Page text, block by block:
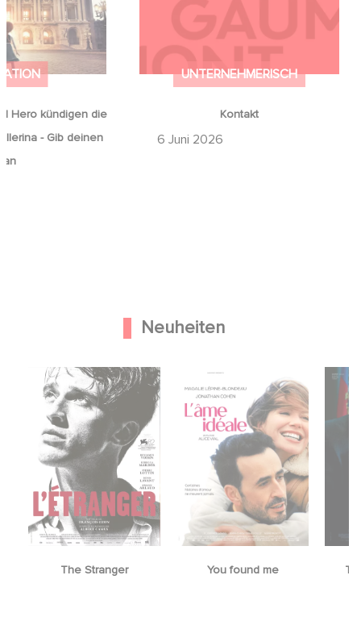
Hero kündigen die
- Gib deinen
an
auf an
UNTERNEHMERISCH
Kontakt
6 Juni 2026
Neuheiten
The Stranger You found me